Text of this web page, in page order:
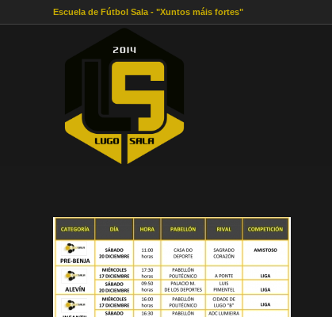
Escuela de Fútbol Sala - "Xuntos máis fortes"